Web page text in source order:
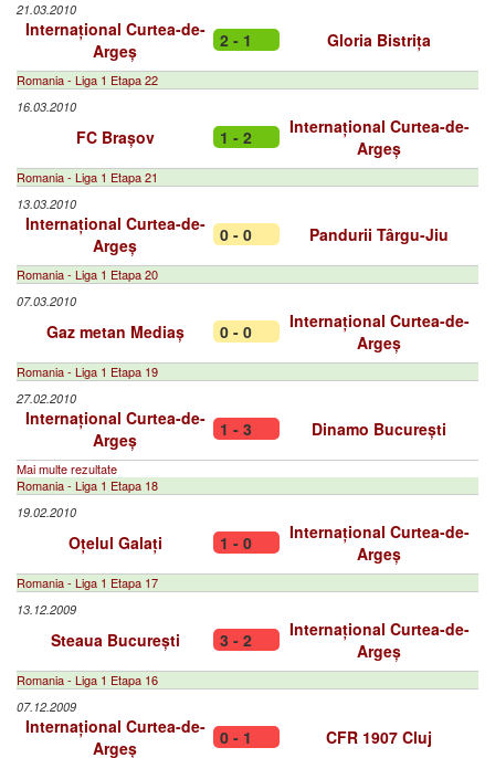
21.03.2010
Internațional Curtea-de-
Argeș
2 - 1 Gloria Bistrița
Romania - Liga 1 Etapa 22
16.03.2010
FC Brașov 1 - 2
Internațional Curtea-de-
Argeș
Romania - Liga 1 Etapa 21
13.03.2010
Internațional Curtea-de-
Argeș
0 - 0 Pandurii Târgu-Jiu
Romania - Liga 1 Etapa 20
07.03.2010
Gaz metan Mediaș 0 - 0
Internațional Curtea-de-
Argeș
Romania - Liga 1 Etapa 19
27.02.2010
Internațional Curtea-de-
Argeș
1 - 3 Dinamo București
Mai multe rezultate
Romania - Liga 1 Etapa 18
19.02.2010
Oțelul Galați 1 - 0
Internațional Curtea-de-
Argeș
Romania - Liga 1 Etapa 17
13.12.2009
Steaua București 3 - 2
Internațional Curtea-de-
Argeș
Romania - Liga 1 Etapa 16
07.12.2009
Internațional Curtea-de-
Argeș
0 - 1 CFR 1907 Cluj